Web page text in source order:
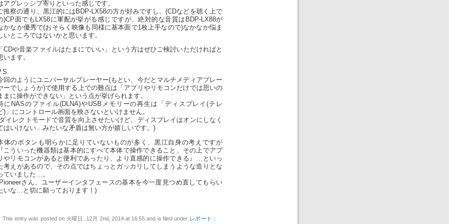
アグレッシブ寄りといった感じです。
推察の通り、黒江的にはBDP-LX58の方が好みですし、(CDなどを聴く上で
)CP面でもLX58に軍配が挙がる感じですが、絶対的な音質はBDP-LX88が
かなか優秀で(おそらく映像も同様に基本面で1枚上手なので)なかなか悩ま
いところではないかと思います。
CDや音楽ファイルはたまにでいい」という方はぜひご検討いただければと
います。
回のようにユニバーサルプレーヤー(もとい、今だとマルチメディアプレー
ーでしょうか)で使用する上での難点は「アプリやリモコンだけでは思いの
まに操作ができない」という点が挙げられます。
にNASのファイル(DLNA)やUSBメモリーの再生は「ディスプレイ(テレ
)」にコントロール画面を映さないといけません。
イレクトモードで音質を向上させたいけど、ディスプレイはオンにしなく
はいけない…みたいな矛盾は無い方が嬉しいです。)
体のボタンも明らかに足りていないものが多く、黒江自身の考えですが
こういった機器類は基本的にすべて本体で操作できること、その上でアプ
やリモコンがあると便利であったり、より直感的に操作できる』…といっ
考えがあるので、その点ではちょっとガッカリしてしまうような造りとな
ていました…。
さん、ユーザーインタフェースの基本を今一度見つめ直してもらい
いな…と切に願っております！)
This entry was posted on 火曜日, 12月 2nd, 2014 at 16:55 and is filed under レポート：